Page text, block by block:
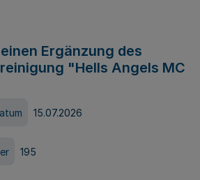
Ergänzung des
"Hells Angels MC
15.07.2026
195